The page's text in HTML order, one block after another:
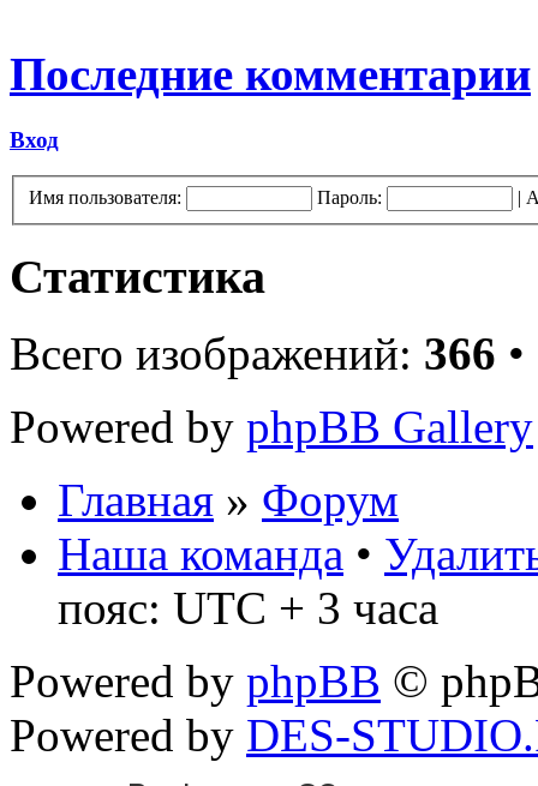
Последние комментарии
Вход
Имя пользователя: Пароль: |
Статистика
Всего изображений: 366
Powered by phpBB Gallery
Главная » Форум
Наша команда •
пояс: UTC + 3 часа
Powered by phpBB ©
Powered by DES-